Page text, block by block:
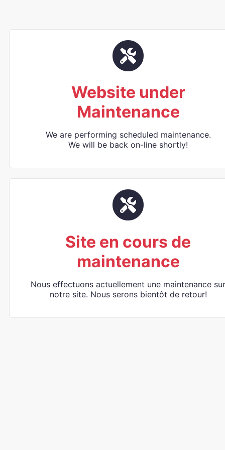
Website under
Maintenance
We are performing scheduled maintenance.
We will be back on-line shortly!
Site en cours de
maintenance
Nous effectuons actuellement une maintenance sur
notre site. Nous serons bientôt de retour!